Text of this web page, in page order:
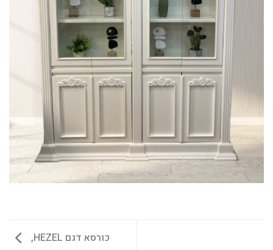
כורסא דגם HEZEL,